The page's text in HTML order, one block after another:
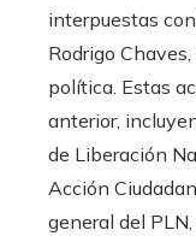
interpuestas
Rodrigo
política. Estas
anterior,
de Liberación
Acción
general del